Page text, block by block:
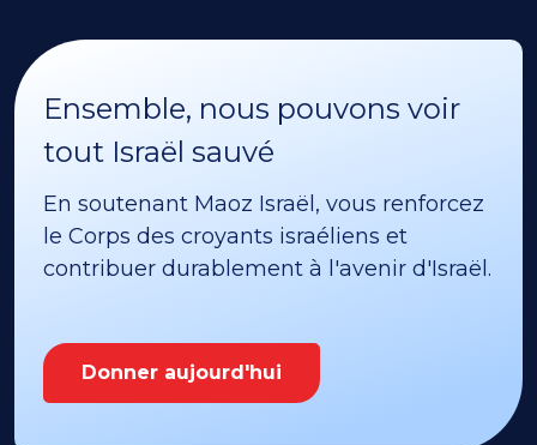
Ensemble, nous pouvons voir
tout Israël sauvé
En soutenant Maoz Israël, vous renforcez
le Corps des croyants israéliens et
contribuer durablement à l'avenir d'Israël.
Donner aujourd'hui